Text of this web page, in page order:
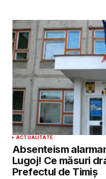
ACTUALITATE
Absenteism
Lugoj! Ce măsuri
Prefectul de Timiș